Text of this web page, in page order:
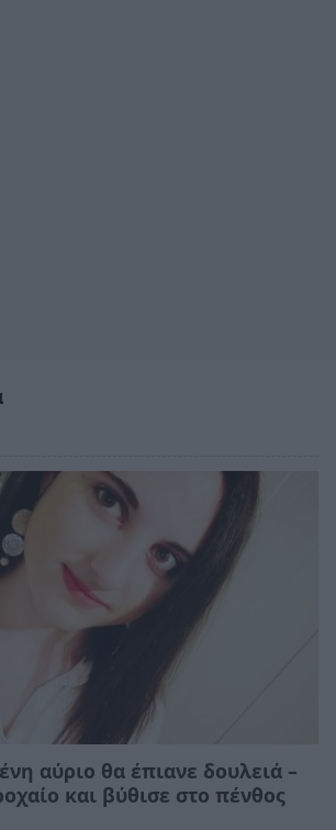
αύριο θα έπιανε δουλειά –
και βύθισε στο πένθος